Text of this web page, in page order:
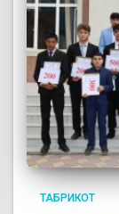
ТАБРИКОТ